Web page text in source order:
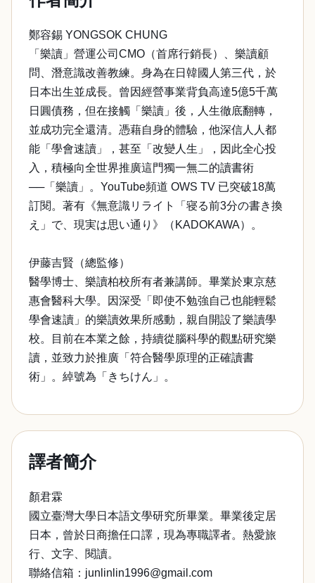
鄭容錫 YONGSOK CHUNG
「樂讀」營運公司CMO（首席行銷長）、樂讀顧
問、潛意識改善教練。身為在日韓國人第三代，於
日本出生並成長。曾因經營事業背負高達5億5千萬
日圓債務，但在接觸「樂讀」後，人生徹底翻轉，
並成功完全還清。憑藉自身的體驗，他深信人人都
能「學會速讀」，甚至「改變人生」，因此全心投
入，積極向全世界推廣這門獨一無二的讀書術
──「樂讀」。YouTube頻道 OWS TV 已突破18萬
訂閱。著有《無意識リライト「寝る前3分の書き換
え」で、現実は思い通り》（KADOKAWA）。
伊藤吉賢（總監修）
醫學博士、樂讀柏校所有者兼講師。畢業於東京慈
惠會醫科大學。因深受「即使不勉強自己也能輕鬆
學會速讀」的樂讀效果所感動，親自開設了樂讀學
校。目前在本業之餘，持續從腦科學的觀點研究樂
讀，並致力於推廣「符合醫學原理的正確讀書
術」。綽號為「きちけん」。
譯者簡介
顏君霖
國立臺灣大學日本語文學研究所畢業。畢業後定居
日本，曾於日商擔任口譯，現為專職譯者。熱愛旅
行、文字、閱讀。
聯絡信箱：junlinlin1996@gmail.com